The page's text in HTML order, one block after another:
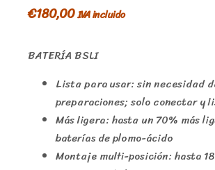
€180,00IVA incluido
BATERÍA BSLI
Lista para usar: sin necesidad
preparaciones; solo conectar y
Más ligera: hasta un 70% más
baterías de plomo-ácido
Montaje multi-posición: hasta